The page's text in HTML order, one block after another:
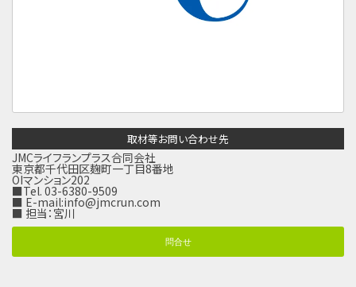
取材等お問い合わせ先
JMCライフランプラス合同会社
東京都千代田区麹町一丁目8番地
OIマンション202
■Tel. 03-6380-9509
■ E-mail:info@jmcrun.com
■ 担当：宮川
問合せ